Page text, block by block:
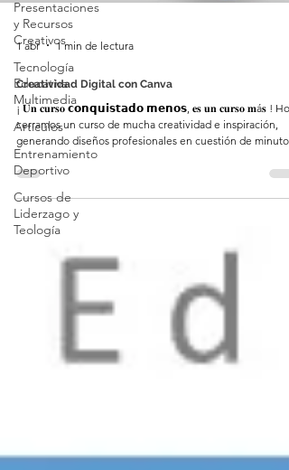
Presentaciones
y Recursos
Creativos
Tecnología
Educativa
Multimedia
Artículos
Entrenamiento
Deportivo
Cursos de
Liderzago y
Teología
1 abr 1 min de lectura
Creatividad Digital con Canva
¡ 𝐔𝐧 𝐜𝐮𝐫𝐬𝐨 𝗰𝗼𝗻𝗾𝘂𝗶𝘀𝘁𝗮𝗱𝗼 𝗺𝗲𝗻𝗼𝘀, 𝐞𝐬 𝐮𝐧 𝐜𝐮𝐫𝐬𝐨 𝐦á𝐬 ! Hoy
cerramos un curso de mucha creatividad e inspiración,
generando diseños profesionales en cuestión de
En este curso, "Creatividad Digital con Canva",
diferenciamos procesos y estrategias para generar
multimedia en liderazgo, educación, marketing,
muchos ámbitos más. A todos los que asistieron: ¡Gracias
por su energía y ganas de aprender!